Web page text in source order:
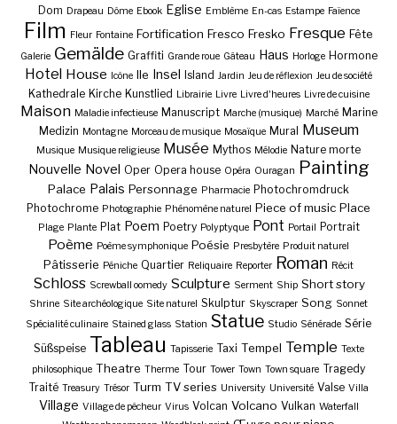
Dom Drapeau Dôme Ebook Eglise Emblème En-cas Estampe Faïence
Film Fleur Fontaine Fortification Fresco Fresko Fresque Fête
Galerie Gemälde Graffiti Grande roue Gâteau Haus Horloge Hormone
Hotel House Icône Ile Insel Island Jardin Jeu de réflexion Jeu de société
Kathedrale Kirche Kunstlied Librairie Livre Livre d'heures Livre de cuisine
Maison Maladie infectieuse Manuscript Marche (musique) Marché Marine
Medizin Montagne Morceau de musique Mosaïque Mural Museum
Musique Musique religieuse Musée Mythos Mélodie Nature morte
Nouvelle Novel Oper Opera house Opéra Ouragan Painting
Palace Palais Personnage Pharmacie Photochromdruck
Photochrome Photographie Phénomène naturel Piece of music Place
Plage Plante Plat Poem Poetry Polyptyque Pont Portail Portrait
Poème Poème symphonique Poésie Presbytère Produit naturel
Pâtisserie Péniche Quartier Reliquaire Reporter Roman Récit
Schloss Screwball oomedy Sculpture Serment Ship Short story
Shrine Site archéologique Site naturel Skulptur Skyscraper Song Sonnet
Spécialité culinaire Stained glass Station Statue Studio Sénérade Série
Süßspeise Tableau Tapisserie Taxi Tempel Temple Texte
philosophique Theatre Therme Tour Tower Town Town square Tragedy
Traité Treasury Trésor Turm TV series University Université Valse Villa
Village Village de pêcheur Virus Volcan Volcano Vulkan Waterfall